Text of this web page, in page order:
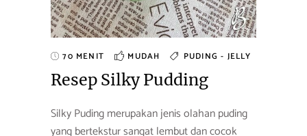
70 MENIT MUDAH PUDING - JELLY
Resep Silky Pudding
Silky Puding merupakan jenis olahan puding
yang bertekstur sangat lembut dan cocok